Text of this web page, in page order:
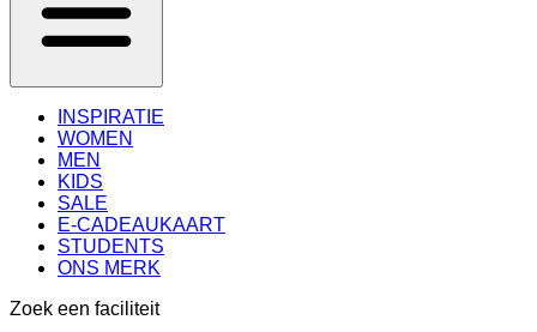
INSPIRATIE
WOMEN
MEN
KIDS
SALE
E-CADEAUKAART
STUDENTS
ONS MERK
Zoek een faciliteit